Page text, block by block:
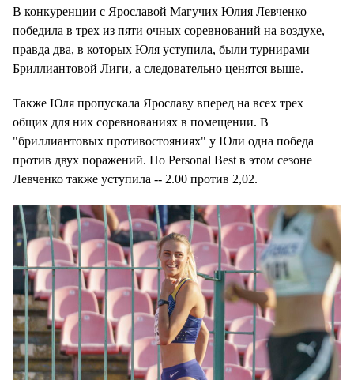
В конкуренции с Ярославой Магучих Юлия Левченко
победила в трех из пяти очных соревнований на воздухе,
правда два, в которых Юля уступила, были турнирами
Бриллиантовой Лиги, а следовательно ценятся выше.
Также Юля пропускала Ярославу вперед на всех трех
общих для них соревнованиях в помещении. В
"бриллиантовых противостояниях" у Юли одна победа
против двух поражений. По Personal Best в этом сезоне
Левченко также уступила -- 2.00 против 2,02.